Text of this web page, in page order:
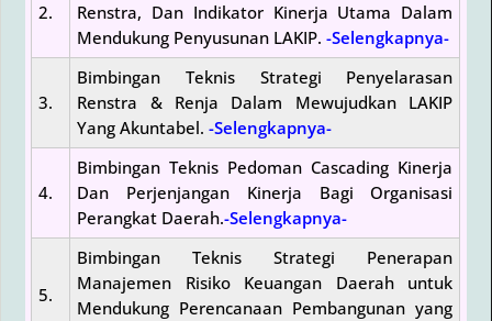
2.
Renstra, Dan Indikator Kinerja Utama Dalam
Mendukung Penyusunan LAKIP.-Selengkapnya-
3.
Bimbingan Teknis Strategi Penyelarasan
Renstra & Renja Dalam Mewujudkan LAKIP
Yang Akuntabel.-Selengkapnya-
4.
Bimbingan Teknis Pedoman Cascading Kinerja
Dan Perjenjangan Kinerja Bagi Organisasi
Perangkat Daerah.-Selengkapnya-
5.
Bimbingan Teknis Strategi Penerapan
Manajemen Risiko Keuangan Daerah untuk
Mendukung Perencanaan Pembangunan yang